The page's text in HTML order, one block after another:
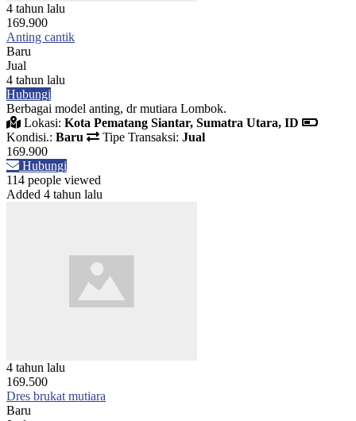
4 tahun lalu
169.900
Anting cantik
Baru
Jual
4 tahun lalu
Hubungi
Berbagai model anting, dr mutiara Lombok.
Lokasi: Kota Pematang Siantar, Sumatra Utara, ID
Kondisi.: Baru Tipe Transaksi: Jual
169.900
Hubungi
114 people viewed
Added 4 tahun lalu
4 tahun lalu
169.500
Dres brukat mutiara
Baru